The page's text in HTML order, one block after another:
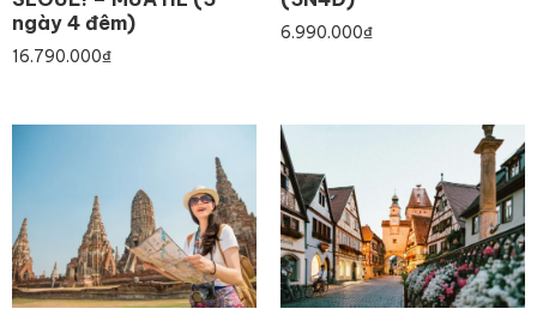
ngày 4 đêm)
16.790.000₫
6.990.000₫